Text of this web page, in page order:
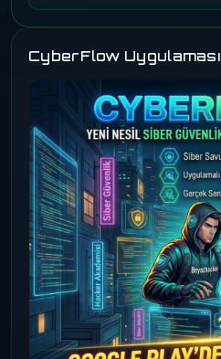
CyberFlow Uygulaması